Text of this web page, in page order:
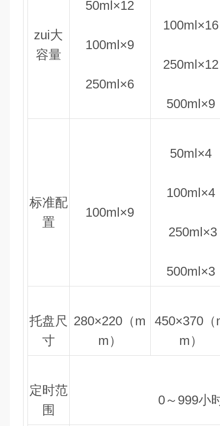
zui大
容量
50ml×12
100ml×9
250ml×6
100ml×16
250ml×12
500ml×9
标准配
置
100ml×9
50ml×4
100ml×4
250ml×3
500ml×3
托盘尺
寸
280×220（m
m）
450×370（
m）
定时范
围
0～999小